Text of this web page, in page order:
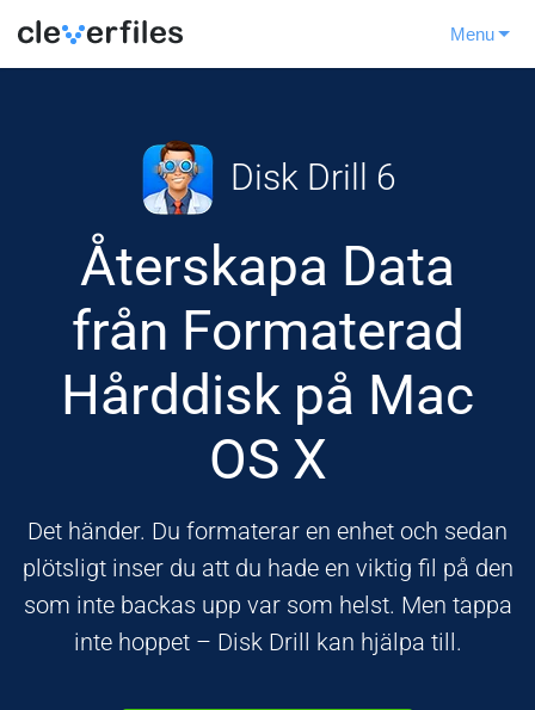
Menu
Disk Drill 6
Återskapa Data
från Formaterad
Hårddisk på Mac
OS X
Det händer. Du formaterar en enhet och sedan
plötsligt inser du att du hade en viktig fil på den
som inte backas upp var som helst. Men tappa
inte hoppet – Disk Drill kan hjälpa till.